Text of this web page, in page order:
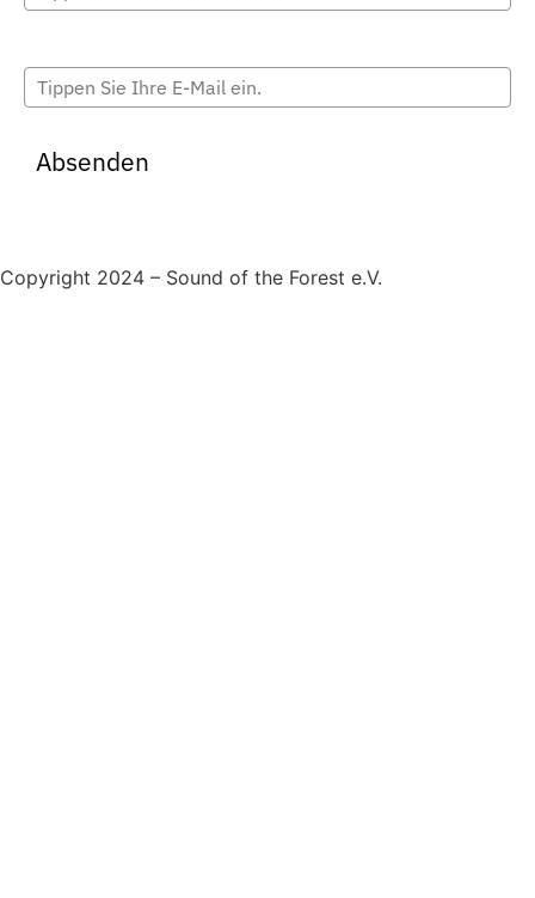
Absenden
Copyright 2024 – Sound of the Forest e.V.